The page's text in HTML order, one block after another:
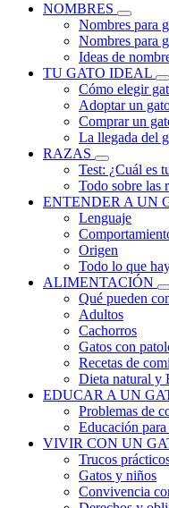
NOMBRES
Nombres para
Nombres para
Ideas de
TU GATO IDEAL
Cómo elegir
Adoptar un
Comprar un
La llegada del
RAZAS
Test: ¿Cuál es
Todo sobre las
ENTENDER A UN
Lenguaje
Origen
Todo lo que
ALIMENTACIÓN
Qué pueden
Adultos
Cachorros
Gatos con
Recetas de
Dieta natural y
EDUCAR A UN
Problemas de
Educación
VIVIR CON UN
Trucos
Gatos y niños
Convivencia